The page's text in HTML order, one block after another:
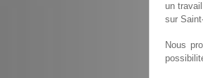
un
sur
Nous